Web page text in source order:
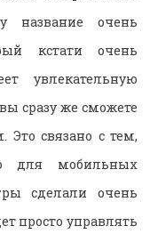
название очень
кстати очень
увлекательную
сразу же сможете
Это связано с тем,
для мобильных
сделали очень
просто управлять